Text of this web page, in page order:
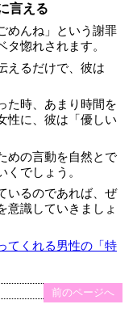
言える
めんね」という謝罪
惚れされます。
えるだけで、彼は
た時、あまり時間を
性に、彼は「優しい
めの言動を自然とで
でしょう。
いるのであれば、ぜ
意識していきましょ
てくれる男性の「特
前のページへ